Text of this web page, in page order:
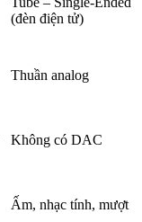
(đèn điện tử)
Thuần analog
Không có DAC
Ấm, nhạc tính, mượt